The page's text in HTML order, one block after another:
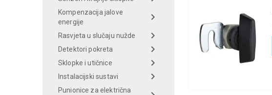
Kompenzacija jalove
energije
Rasvjeta u slučaju nužde
Detektori pokreta
Sklopke i utičnice
Instalacijski sustavi
Punionice za električna